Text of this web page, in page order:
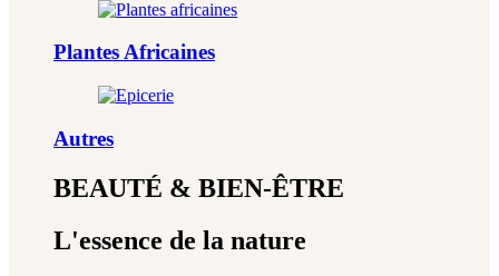
Plantes Africaines
Autres
BEAUTÉ & BIEN-ÊTRE
L'essence de la nature